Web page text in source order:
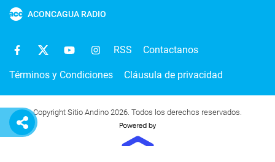
ACONCAGUA RADIO
RSS Contactanos
Términos y Condiciones Cláusula de privacidad
Copyright Sitio Andino 2026. Todos los derechos reservados.